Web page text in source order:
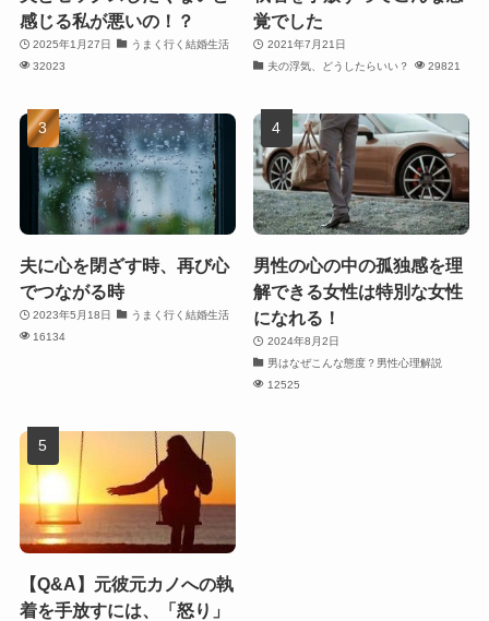
感じる私が悪いの！？
2025年1月27日
うまく行く結婚生活
32023
覚でした
2021年7月21日
夫の浮気、どうしたらいい？
29821
夫に心を閉ざす時、再び心
でつながる時
2023年5月18日
うまく行く結婚生活
16134
男性の心の中の孤独感を理
解できる女性は特別な女性
になれる！
2024年8月2日
男はなぜこんな態度？男性心理解説
12525
【Q&A】元彼元カノへの執
着を手放すには、「怒り」